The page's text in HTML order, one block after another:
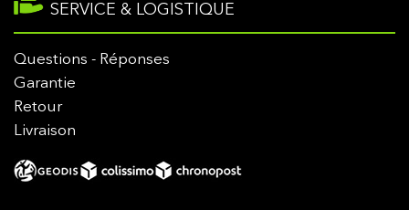
SERVICE & LOGISTIQUE
Questions - Réponses
Garantie
Retour
Livraison